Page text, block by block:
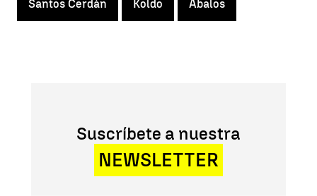
Santos Cerdán Koldo Ábalos
Suscríbete a nuestra
NEWSLETTER